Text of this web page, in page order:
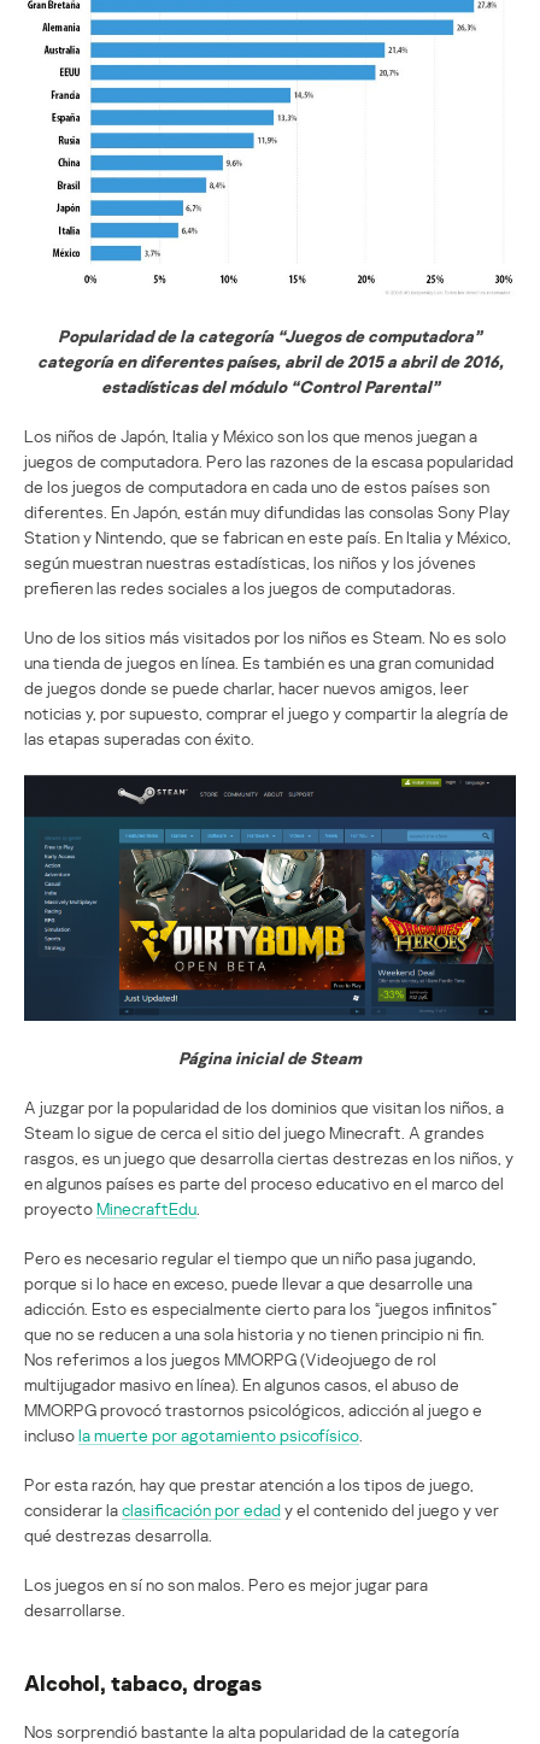
Popularidad de la categoría “Juegos de computadora”
categoría en diferentes países, abril de 2015 a abril de 2016,
estadísticas del módulo “Control Parental”
Los niños de Japón, Italia y México son los que menos juegan a
juegos de computadora. Pero las razones de la escasa popularidad
de los juegos de computadora en cada uno de estos países son
diferentes. En Japón, están muy difundidas las consolas Sony Play
Station y Nintendo, que se fabrican en este país. En Italia y México,
según muestran nuestras estadísticas, los niños y los jóvenes
prefieren las redes sociales a los juegos de computadoras.
Uno de los sitios más visitados por los niños es Steam. No es solo
una tienda de juegos en línea. Es también es una gran comunidad
de juegos donde se puede charlar, hacer nuevos amigos, leer
noticias y, por supuesto, comprar el juego y compartir la alegría de
las etapas superadas con éxito.
Página inicial de Steam
A juzgar por la popularidad de los dominios que visitan los niños, a
Steam lo sigue de cerca el sitio del juego Minecraft. A grandes
rasgos, es un juego que desarrolla ciertas destrezas en los niños, y
en algunos países es parte del proceso educativo en el marco del
proyectoMinecraftEdu
Pero es necesario regular el tiempo que un niño pasa jugando,
porque si lo hace en exceso, puede llevar a que desarrolle una
adicción. Esto es especialmente cierto para los “juegos infinitos”
que no se reducen a una sola historia y no tienen principio ni fin.
Nos referimos a los juegos MMORPG (Videojuego de rol
multijugador masivo en línea). En algunos casos, el abuso de
MMORPG provocó trastornos psicológicos, adicción al juego e
inclusola muerte por agotamiento psicofísico
Por esta razón, hay que prestar atención a los tipos de juego,
considerar laclasificación por edady el contenido del juego y ver
qué destrezas desarrolla.
Los juegos en sí no son malos. Pero es mejor jugar para
desarrollarse.
Alcohol, tabaco, drogas
Nos sorprendió bastante la alta popularidad de la categoría